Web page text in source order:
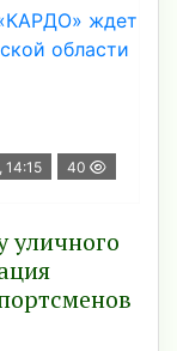
14:15 40
уличного